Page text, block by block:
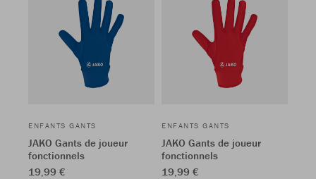
ENFANTS GANTS
JAKO Gants de joueur
fonctionnels
19,99 €
ENFANTS GANTS
JAKO Gants de joueur
fonctionnels
19,99 €